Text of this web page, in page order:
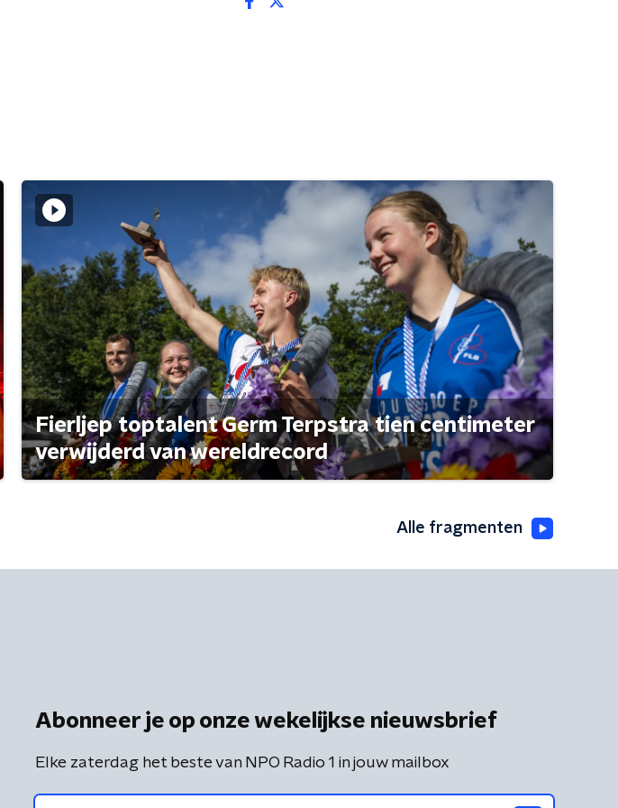
Fierljep toptalent Germ Terpstra tien centimeter
verwijderd van wereldrecord
Alle fragmenten
Abonneer je op onze wekelijkse nieuwsbrief
Elke zaterdag het beste van NPO Radio 1 in jouw mailbox